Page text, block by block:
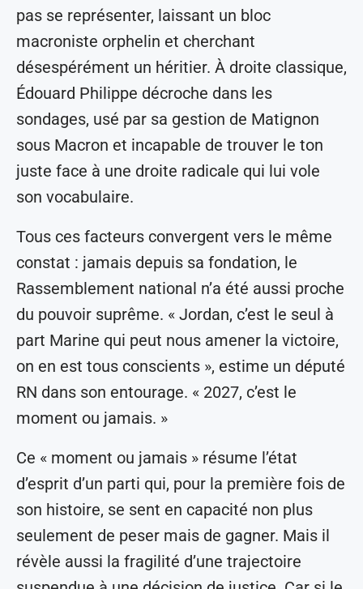
pas se représenter, laissant un bloc
macroniste orphelin et cherchant
désespérément un héritier. À droite classique,
Édouard Philippe décroche dans les
sondages, usé par sa gestion de Matignon
sous Macron et incapable de trouver le ton
juste face à une droite radicale qui lui vole
son vocabulaire.
Tous ces facteurs convergent vers le même
constat : jamais depuis sa fondation, le
Rassemblement national n’a été aussi proche
du pouvoir suprême. « Jordan, c’est le seul à
part Marine qui peut nous amener la victoire,
on en est tous conscients », estime un député
RN dans son entourage. « 2027, c’est le
moment ou jamais. »
Ce « moment ou jamais » résume l’état
d’esprit d’un parti qui, pour la première fois de
son histoire, se sent en capacité non plus
seulement de peser mais de gagner. Mais il
révèle aussi la fragilité d’une trajectoire